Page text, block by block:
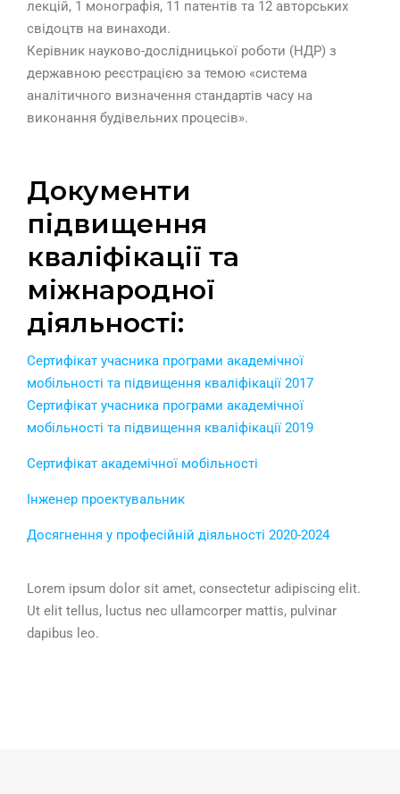
лекцій, 1 монографія, 11 патентів та 12 авторських
свідоцтв на винаходи.
Керівник науково-дослідницької роботи (НДР) з
державною реєстрацією за темою «система
аналітичного визначення стандартів часу на
виконання будівельних процесів».
Документи
підвищення
кваліфікації та
міжнародної
діяльності:
Сертифікат учасника програми академічної
мобільності та підвищення кваліфікації 2017
Сертифікат учасника програми академічної
мобільності та підвищення кваліфікації 2019
Сертифікат академічної мобільності
Інженер проектувальник
Досягнення у професійній діяльності 2020-2024
Lorem ipsum dolor sit amet, consectetur adipiscing elit.
Ut elit tellus, luctus nec ullamcorper mattis, pulvinar
dapibus leo.